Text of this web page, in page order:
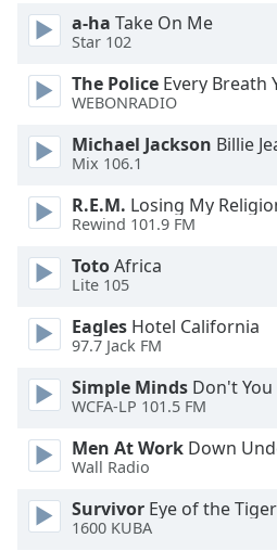
dialog
window.
Escape
cancel
and
close
Text
Color
Opacity
Text
Background
a-ha Take On Me
Star 102
The Police Every Breath
WEBONRADIO
Michael Jackson Billie
Mix 106.1
R.E.M. Losing My
Rewind 101.9 FM
TotoAfrica
Lite 105
Eagles Hotel California
97.7 Jack FM
Simple Minds Don't
WCFA-LP 101.5 FM
Men At Work Down
Wall Radio
Survivor Eye of the Tiger
1600 KUBA